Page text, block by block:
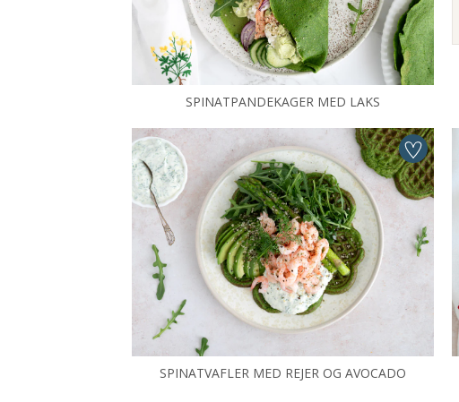
SPINATPANDEKAGER MED LAKS
SPINATVAFLER MED REJER OG AVOCADO